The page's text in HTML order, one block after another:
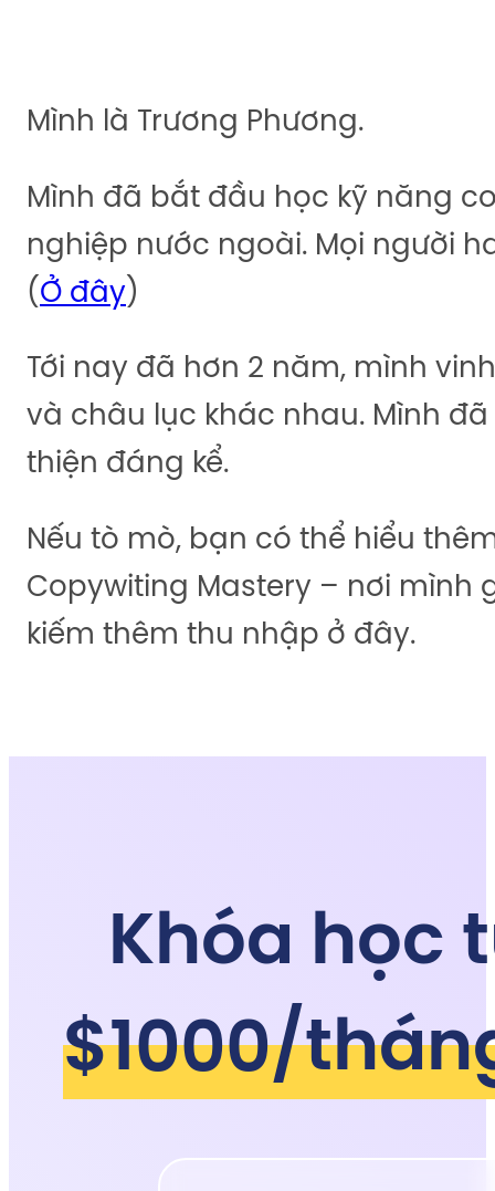
Mình là Trương Phương.
Mình đã bắt đầu học kỹ năng
nghiệp nước ngoài. Mọi người
(Ở đây)
Tới nay đã hơn 2 năm, mình
và châu lục khác nhau. Mình
thiện đáng kể.
Nếu tò mò, bạn có thể hiểu
Copywiting Mastery – nơi
kiếm thêm thu nhập ở đây.
Khóa học
$1000/